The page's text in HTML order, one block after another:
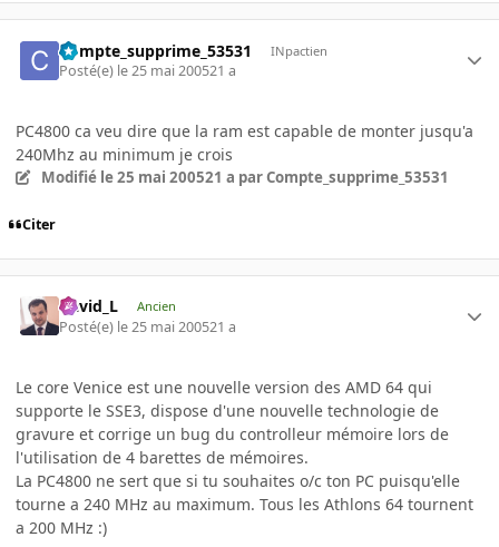
Compte_supprime_53531 INpactien
Posté(e) le 25 mai 200521 a
PC4800 ca veu dire que la ram est capable de monter jusqu'a
240Mhz au minimum je crois
Modifié le 25 mai 200521 a par Compte_supprime_53531
Citer
David_L Ancien
Posté(e) le 25 mai 200521 a
Le core Venice est une nouvelle version des AMD 64 qui
supporte le SSE3, dispose d'une nouvelle technologie de
gravure et corrige un bug du controlleur mémoire lors de
l'utilisation de 4 barettes de mémoires.
La PC4800 ne sert que si tu souhaites o/c ton PC puisqu'elle
tourne a 240 MHz au maximum. Tous les Athlons 64 tournent
a 200 MHz :)